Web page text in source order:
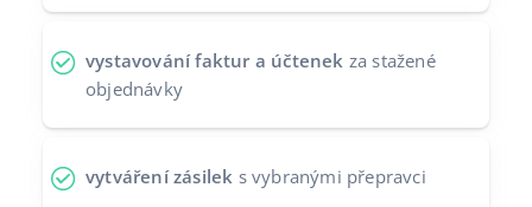
vystavování faktur a účtenek za stažené
objednávky
vytváření zásilek s vybranými přepravci